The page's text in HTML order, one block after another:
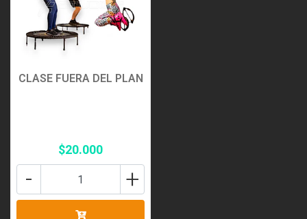
CLASE FUERA DEL PLAN
$20.000
+
-